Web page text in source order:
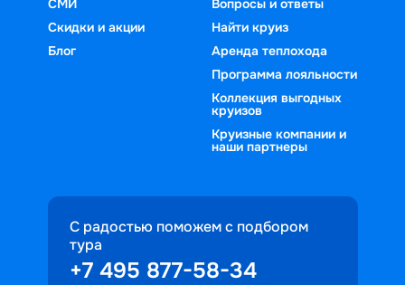
Скидки и акции
Блог
Найти круиз
Аренда теплохода
Программа лояльности
Коллекция выгодных
круизов
Круизные компании и
наши партнеры
С радостью поможем с подбором
тура
+7 495 877-58-34